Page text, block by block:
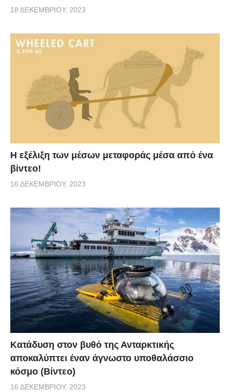
18 ΔΕΚΕΜΒΡΊΟΥ, 2023
Η εξέλιξη των μέσων μεταφοράς μέσα από ένα
βίντεο!
16 ΔΕΚΕΜΒΡΊΟΥ, 2023
Κατάδυση στον βυθό της Ανταρκτικής
αποκαλύπτει έναν άγνωστο υποθαλάσσιο
κόσμο (Βίντεο)
16 ΔΕΚΕΜΒΡΊΟΥ, 2023